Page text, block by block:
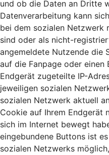
und ob die Daten an Dritte
Datenverarbeitung kann
bei dem sozialen Netzwerk
sind oder als nicht-
angemeldete Nutzende die
auf die Fanpage oder einen
Endgerät zugeteilte IP-
jeweiligen sozialen
sozialen Netzwerk aktuell
Cookie auf Ihrem Endgerät
sich im Internet bewegt
eingebundene Buttons ist
sozialen Netzwerks